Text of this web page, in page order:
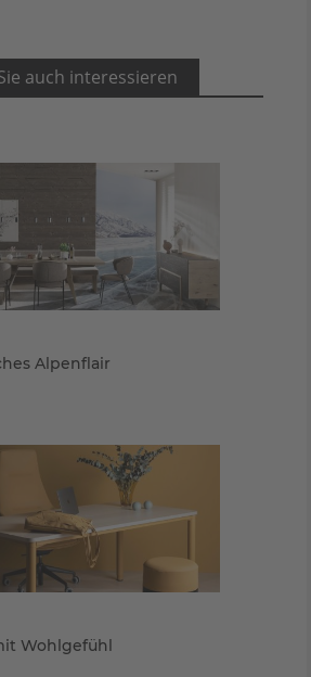
auch interessieren
Alpenflair
Wohlgefühl